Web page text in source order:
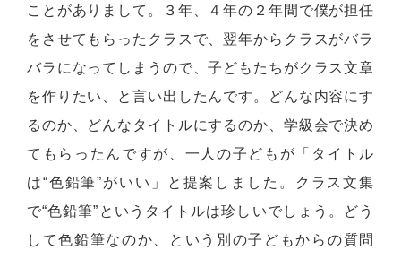
ことがありまして。３年、４年の２年間で僕が担任
をさせてもらったクラスで、翌年からクラスがバラ
バラになってしまうので、子どもたちがクラス文章
を作りたい、と言い出したんです。どんな内容にす
るのか、どんなタイトルにするのか、学級会で決め
てもらったんですが、一人の子どもが「タイトル
は“色鉛筆”がいい」と提案しました。クラス文集
で“色鉛筆”というタイトルは珍しいでしょう。どう
して色鉛筆なのか、という別の子どもからの質問